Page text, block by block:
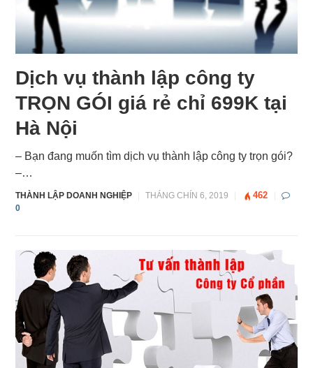
Dịch vụ thành lập công ty
TRỌN GÓI giá rẻ chỉ 699K tại
Hà Nội
– Bạn đang muốn tìm dịch vụ thành lập công ty trọn gói?
–…
THÀNH LẬP DOANH NGHIỆP THÁNG CHÍN 6, 2019 462
0